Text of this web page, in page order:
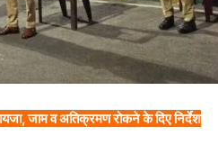
जाम व अतिक्रमण रोकने के दिए निर्देश